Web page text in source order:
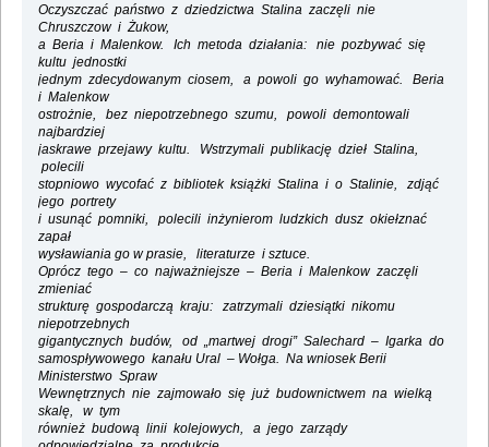
Oczyszczać państwo z dziedzictwa Stalina zaczęli nie
Chruszczow i Żukow,
a Beria i Malenkow. Ich metoda działania: nie pozbywać się
kultu jednostki
jednym zdecydowanym ciosem, a powoli go wyhamować. Beria
i Malenkow
ostrożnie, bez niepotrzebnego szumu, powoli demontowali
najbardziej
jaskrawe przejawy kultu. Wstrzymali publikację dzieł Stalina,
polecili
stopniowo wycofać z bibliotek książki Stalina i o Stalinie, zdjąć
jego portrety
i usunąć pomniki, polecili inżynierom ludzkich dusz okiełznać
zapał
wysławiania go w prasie, literaturze i sztuce.
Oprócz tego – co najważniejsze – Beria i Malenkow zaczęli
zmieniać
strukturę gospodarczą kraju: zatrzymali dziesiątki nikomu
niepotrzebnych
gigantycznych budów, od „martwej drogi” Salechard – Igarka do
samospływowego kanału Ural – Wołga. Na wniosek Berii
Ministerstwo Spraw
Wewnętrznych nie zajmowało się już budownictwem na wielką
skalę, w tym
również budową linii kolejowych, a jego zarządy